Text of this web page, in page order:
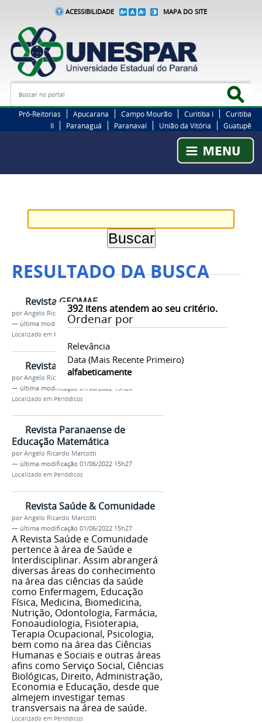
ACESSIBILIDADE MAPA DO SITE
Busca
Pró-Reitorias Apucarana Campo Mourão Curitiba I
Curitiba
II
Paranaguá Paranavaí União da Vitória Guatupê
RESULTADO DA BUSCA
392itens atendem ao seu critério.
Ordenar por
Relevância
Data (mais Recente Primeiro)
alfabeticamente
Revista GEOMAE
porAngelo Ricardo Marcotti
— última modificação01/06/2022 15h17
Localizado em Periódicos
Revista NUPEM
porAngelo Ricardo Marcotti
— última modificação 01/06/2022 15h26
Localizado em Periódicos
Revista Paranaense de
Educação Matemática
porAngelo Ricardo Marcotti
— última modificação 01/06/2022 15h27
Localizado em Periódicos
Revista Saúde & Comunidade
porAngelo Ricardo Marcotti
— última modificação 01/06/2022 15h27
A Revista Saúde e Comunidade
pertence à área de Saúde e
Interdisciplinar. Assim abrangerá
diversas áreas do conhecimento
na área das ciências da saúde
como Enfermagem, Educação
Física, Medicina, Biomedicina,
Nutrição, Odontologia, Farmácia,
Fonoaudiologia, Fisioterapia,
Terapia Ocupacional, Psicologia,
bem como na área das Ciências
Humanas e Sociais e outras áreas
afins como Serviço Social, Ciências
Biológicas, Direito, Administração,
Economia e Educação, desde que
almejem investigar temas
transversais na área de saúde.
Localizado em Periódicos